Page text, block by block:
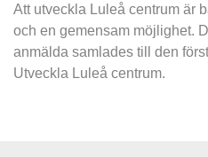
Att utveckla Luleå centrum är
och en gemensam möjlighet.
anmälda samlades till den
Utveckla Luleå centrum.